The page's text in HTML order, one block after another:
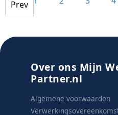
Prev
Over ons Mijn
Partner.nl
Algemene voorwaarden